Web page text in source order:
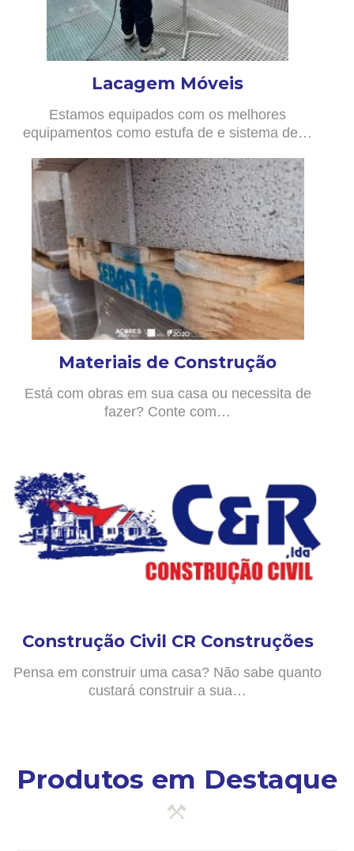
Lacagem Móveis
Estamos equipados com os melhores
equipamentos como estufa de e sistema de…
Materiais de Construção
Está com obras em sua casa ou necessita de
fazer? Conte com…
Construção Civil CR Construções
Pensa em construir uma casa? Não sabe quanto
custará construir a sua…
Produtos em Destaque